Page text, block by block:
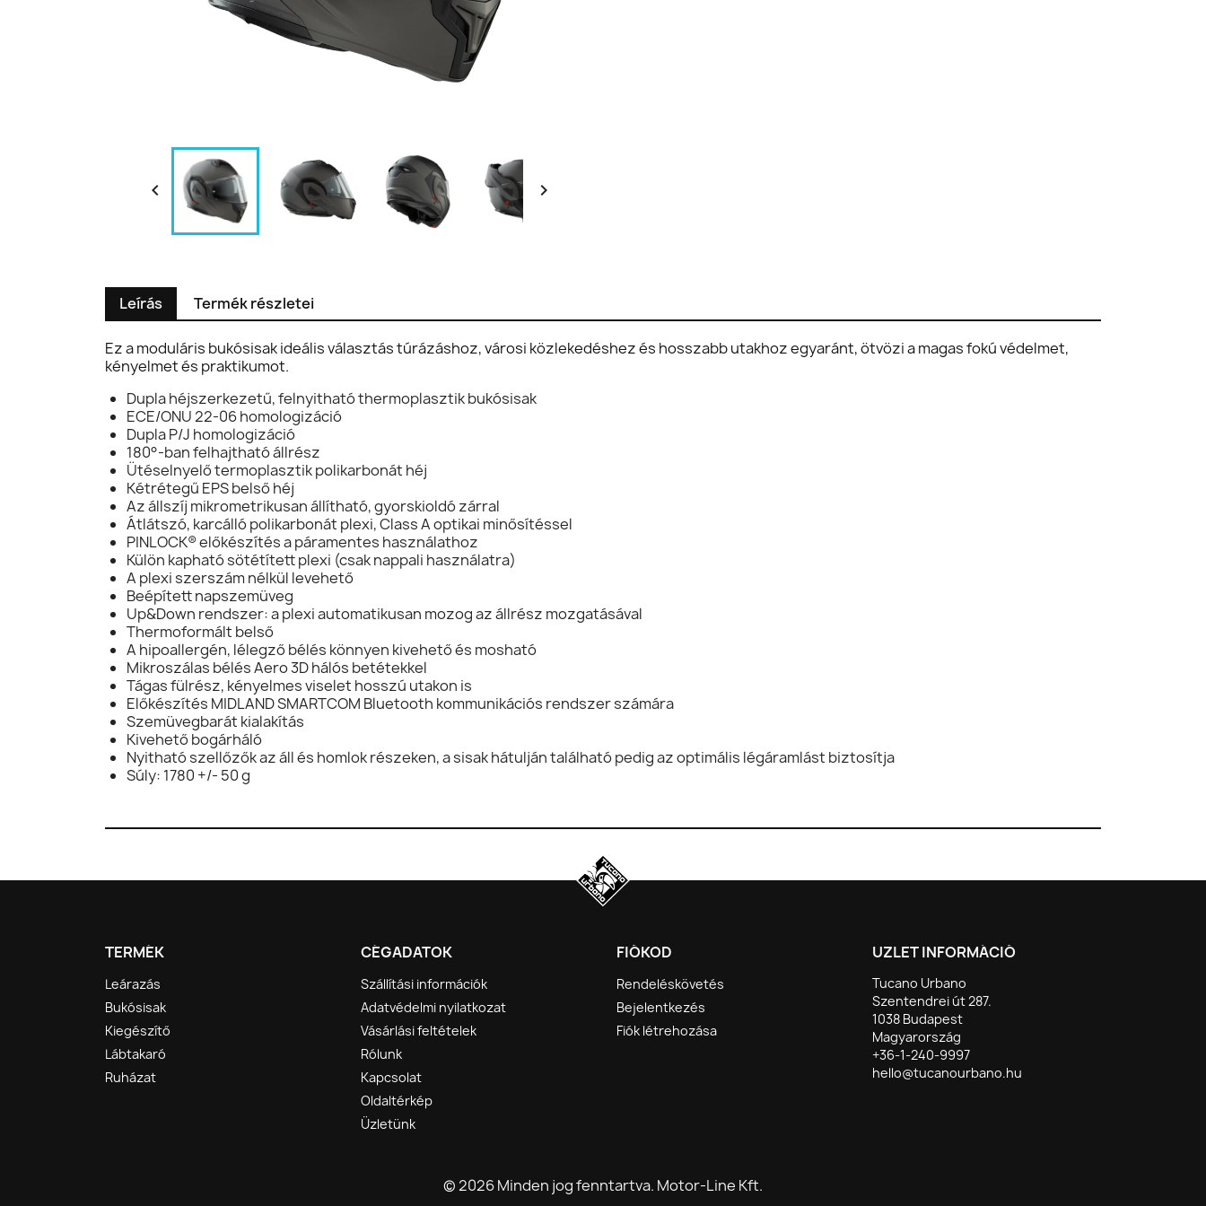
 
Leírás Termék részletei
Ez a moduláris bukósisak ideális választás túrázáshoz, városi közlekedéshez és hosszabb utakhoz egyaránt, ötvözi a magas fokú védelmet,
kényelmet és praktikumot.
Dupla héjszerkezetű, felnyitható thermoplasztik bukósisak
ECE/ONU 22-06 homologizáció
Dupla P/J homologizáció
180°-ban felhajtható állrész
Ütéselnyelő termoplasztik polikarbonát héj
Kétrétegű EPS belső héj
Az állszíj mikrometrikusan állítható, gyorskioldó zárral
Átlátszó, karcálló polikarbonát plexi, Class A optikai minősítéssel
PINLOCK® előkészítés a páramentes használathoz
Külön kapható sötétített plexi (csak nappali használatra)
A plexi szerszám nélkül levehető
Beépített napszemüveg
Up&Down rendszer: a plexi automatikusan mozog az állrész mozgatásával
Thermoformált belső
A hipoallergén, lélegző bélés könnyen kivehető és mosható
Mikroszálas bélés Aero 3D hálós betétekkel
Tágas fülrész, kényelmes viselet hosszú utakon is
Előkészítés MIDLAND SMARTCOM Bluetooth kommunikációs rendszer számára
Szemüvegbarát kialakítás
Kivehető bogárháló
Nyitható szellőzők az áll és homlok részeken, a sisak hátulján található pedig az optimális légáramlást biztosítja
Súly: 1780 +/- 50 g
TERMÉK
Leárazás
Bukósisak
Kiegészítő
Lábtakaró
Ruházat
CÉGADATOK
Szállítási információk
Adatvédelmi nyilatkozat
Vásárlási feltételek
Rólunk
Kapcsolat
Oldaltérkép
Üzletünk
FIÓKOD
Rendeléskövetés
Bejelentkezés
Fiók létrehozása
ÜZLET INFORMÁCIÓ
Tucano Urbano
Szentendrei út 287.
1038 Budapest
Magyarország
+36-1-240-9997
hello@tucanourbano.hu
© 2026 Minden jog fenntartva. Motor-Line Kft.